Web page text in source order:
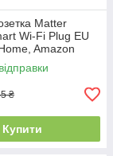
Matter
Wi-Fi Plug EU
Amazon
Home (XH-
₴
Купити